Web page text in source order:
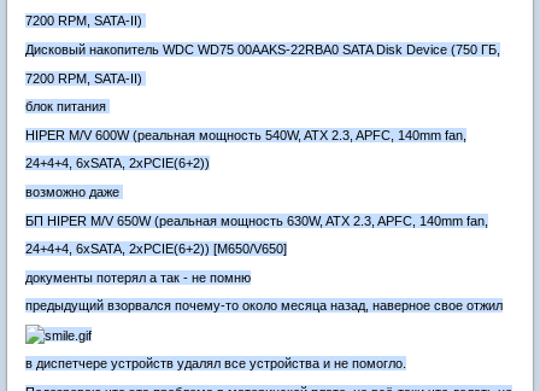
7200 RPM, SATA-II)
Дисковый накопитель WDC WD75 00AAKS-22RBA0 SATA Disk Device (750 ГБ,
7200 RPM, SATA-II)
блок питания
HIPER M/V 600W (реальная мощность 540W, ATX 2.3, APFC, 140mm fan,
24+4+4, 6xSATA, 2xPCIE(6+2))
возможно даже
БП HIPER M/V 650W (реальная мощность 630W, ATX 2.3, APFC, 140mm fan,
24+4+4, 6xSATA, 2xPCIE(6+2)) [M650/V650]
документы потерял а так - не помню
предыдущий взорвался почему-то около месяца назад, наверное свое отжил
в диспетчере устройств удалял все устройства и не помогло.